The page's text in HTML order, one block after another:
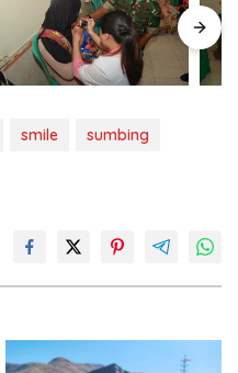
smile
sumbing